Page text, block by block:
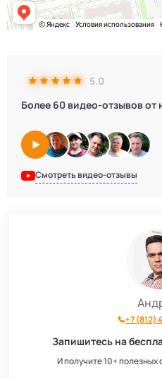
5.0
Более 60 видео-отзывов от
Смотреть видео-отзывы
+7 (812)
Запишитесь на
И получите 10+